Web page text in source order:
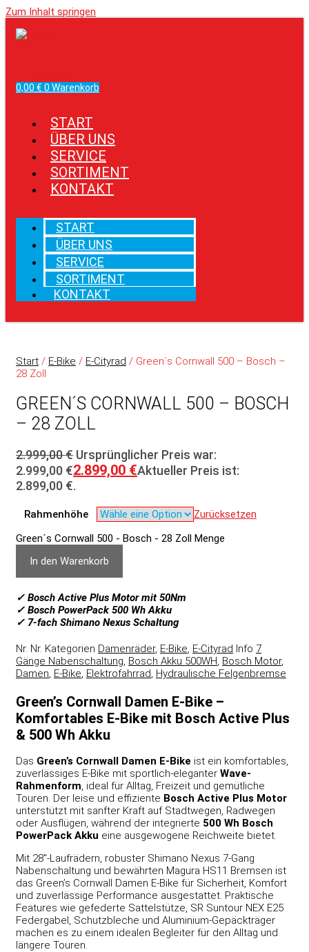
Zum Inhalt springen
0,00 € 0 Warenkorb
START
ÜBER UNS
SERVICE
SORTIMENT
KONTAKT
START
ÜBER UNS
SERVICE
SORTIMENT
KONTAKT
Start / E-Bike / E-Cityrad / Green´s Cornwall 500 – Bosch –
28 Zoll
GREEN´S CORNWALL 500 – BOSCH
– 28 ZOLL
2.999,00€ Ursprünglicher Preis war:
2.999,00 €2.899,00 €Aktueller Preis ist:
2.899,00 €.
Rahmenhöhe
Zurücksetzen
Green´s Cornwall 500 - Bosch - 28 Zoll Menge
In den Warenkorb
✓ Bosch Active Plus Motor mit 50Nm
✓ Bosch PowerPack 500 Wh Akku
✓ 7-fach Shimano Nexus Schaltung
Nr. Nr. Kategorien Damenräder, E-Bike, E-Cityrad Info 7
Gänge Nabenschaltung, Bosch Akku 500WH, Bosch Motor,
Damen, E-Bike, Elektrofahrrad, Hydraulische Felgenbremse
Green’s Cornwall Damen E-Bike –
Komfortables E-Bike mit Bosch Active Plus
& 500 Wh Akku
Das Green’s Cornwall Damen E-Bike ist ein komfortables,
zuverlässiges E-Bike mit sportlich-eleganter Wave-
Rahmenform , ideal für Alltag, Freizeit und gemütliche
Touren. Der leise und effiziente Bosch Active Plus Motor
unterstützt mit sanfter Kraft auf Stadtwegen, Radwegen
oder Ausflügen, während der integrierte 500 Wh Bosch
PowerPack Akku eine ausgewogene Reichweite bietet.
Mit 28″-Laufrädern, robuster Shimano Nexus 7-Gang
Nabenschaltung und bewährten Magura HS11 Bremsen ist
das Green’s Cornwall Damen E-Bike für Sicherheit, Komfort
und zuverlässige Performance ausgestattet. Praktische
Features wie gefederte Sattelstütze, SR Suntour NEX E25
Federgabel, Schutzbleche und Aluminium-Gepäckträger
machen es zu einem idealen Begleiter für den Alltag und
längere Touren.